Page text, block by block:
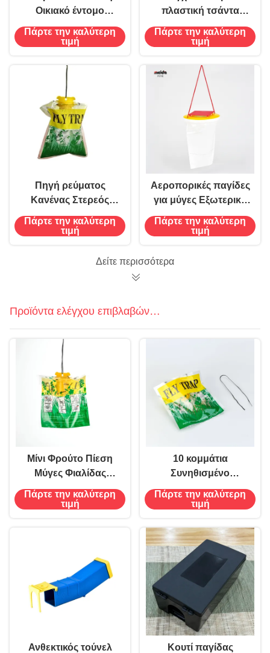
Οικιακό έντομο
Μανιτάρι κόλλα
Στροφή παράθυρο
Φονιάς Ελαφρύ
πετσέτες 54g
Πάρτε την καλύτερη
τιμή
πλαστική τσάντα
παγίδας για
ιπτάμενους αλιείς για
προς το περιβάλλον
αντιμετώπιση των
παρασίτων
Πάρτε την καλύτερη
τιμή
Πηγή ρεύματος
Κανένας Στερεός
εξωτερικός
κρεμασμένος
Αποχρεωτική τσάντα
Πάρτε την καλύτερη
τιμή
Αεροπορικές παγίδες
για μύγες Εξωτερική
κρεμασμένη τσάντα
με μύγα 15g 30g
Πάρτε την καλύτερη
τιμή
Δείτε περισσότερα
Προϊόντα ελέγχου επιβλαβών
οργανισμών
Μίνι Φρούτο Πίεση
Μύγες Φιαλίδας
Μπουκάλι Το Κλειδί
σας για τον Έλεγχο
Πάρτε την καλύτερη
τιμή
10 κομμάτια
Συνηθισμένο
οικολογικό υλικό
παγίδα σακούλας
εξάλειψη των
εντόμων της φάρμας
Πάρτε την καλύτερη
τιμή
Ανθεκτικός τούνελ
Κουτί παγίδας